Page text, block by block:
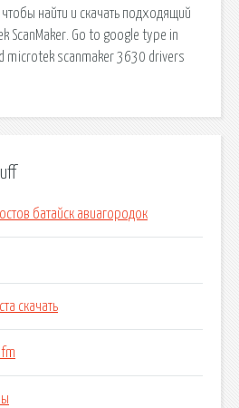
найти и скачать подходящий
ScanMaker. Go to google type in
microtek scanmaker 3630 drivers
батайск авиагородок
скачать